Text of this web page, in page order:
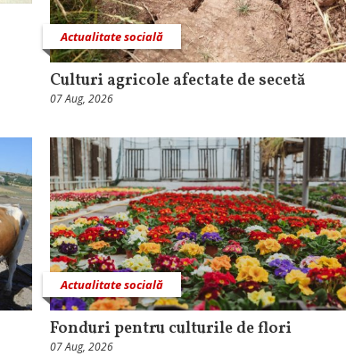
Actualitate socială
Culturi agricole afectate de secetă
07 Aug, 2026
Actualitate socială
Fonduri pentru culturile de flori
07 Aug, 2026